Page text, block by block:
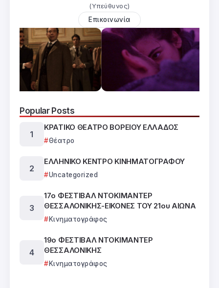
(Υπεύθυνος)
Επικοινωνία
Popular Posts
ΚΡΑΤΙΚΟ ΘΕΑΤΡΟ ΒΟΡΕΙΟΥ ΕΛΛΑΔΟΣ
Θέατρο
ΕΛΛΗΝΙΚΟ ΚΕΝΤΡΟ ΚΙΝΗΜΑΤΟΓΡΑΦΟΥ
Uncategorized
17ο ΦΕΣΤΙΒΑΛ ΝΤΟΚΙΜΑΝΤΕΡ
ΘΕΣΣΑΛΟΝΙΚΗΣ-ΕΙΚΟΝΕΣ ΤΟΥ 21ου ΑΙΩΝΑ
Κινηματογράφος
19ο ΦΕΣΤΙΒΑΛ ΝΤΟΚΙΜΑΝΤΕΡ
ΘΕΣΣΑΛΟΝΙΚΗΣ
Κινηματογράφος